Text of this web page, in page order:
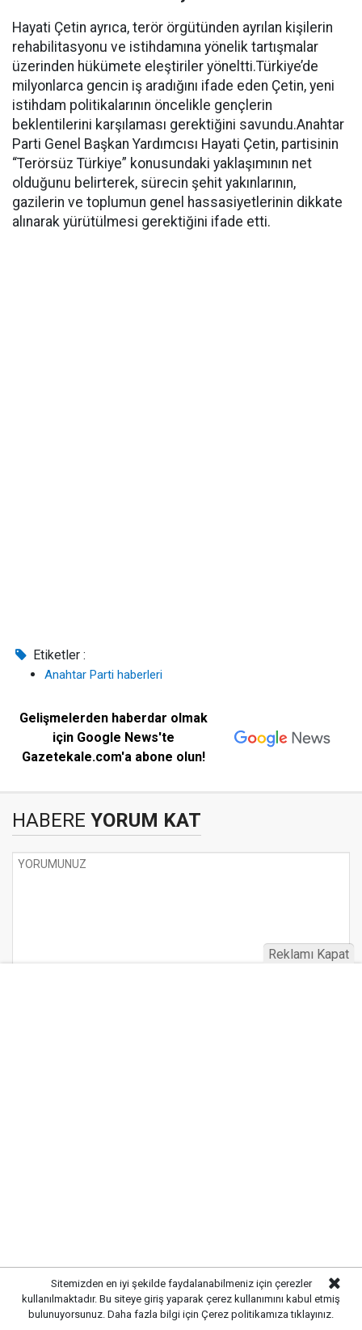
Hayati Çetin ayrıca, terör örgütünden ayrılan kişilerin
rehabilitasyonu ve istihdamına yönelik tartışmalar
üzerinden hükümete eleştiriler yöneltti.Türkiye’de
milyonlarca gencin iş aradığını ifade eden Çetin, yeni
istihdam politikalarının öncelikle gençlerin
beklentilerini karşılaması gerektiğini savundu.Anahtar
Parti Genel Başkan Yardımcısı Hayati Çetin, partisinin
“Terörsüz Türkiye” konusundaki yaklaşımının net
olduğunu belirterek, sürecin şehit yakınlarının,
gazilerin ve toplumun genel hassasiyetlerinin dikkate
alınarak yürütülmesi gerektiğini ifade etti.
Etiketler :
Anahtar Parti haberleri
Gelişmelerden haberdar olmak
için Google News'te
Gazetekale.com'a abone olun!
HABERE YORUM KAT
Sitemizden en iyi şekilde faydalanabilmeniz için çerezler
kullanılmaktadır. Bu siteye giriş yaparak çerez kullanımını kabul etmiş
bulunuyorsunuz. Daha fazla bilgi için Çerez politikamıza tıklayınız.
Reklamı Kapat